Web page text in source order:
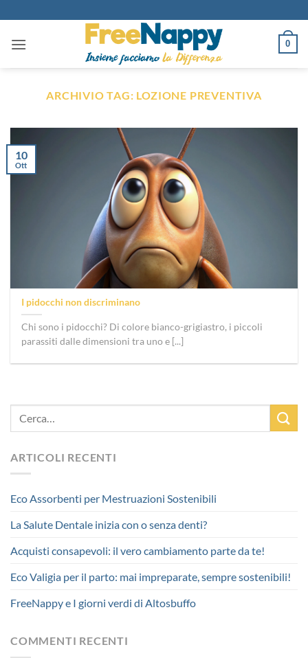
contenuti
0
ARCHIVIO TAG: LOZIONE PREVENTIVA
ARTICOLI RECENTI
Eco Assorbenti per Mestruazioni Sostenibili
La Salute Dentale inizia con o senza denti?
Acquisti consapevoli: il vero cambiamento parte da te!
Eco Valigia per il parto: mai impreparate, sempre sostenibili!
FreeNappy e I giorni verdi di Altosbuffo
COMMENTI RECENTI
I pidocchi non discriminano
Chi sono i pidocchi? Di colore bianco-grigiastro, i piccoli
parassiti dalle dimensioni tra uno e [...]
10
Ott